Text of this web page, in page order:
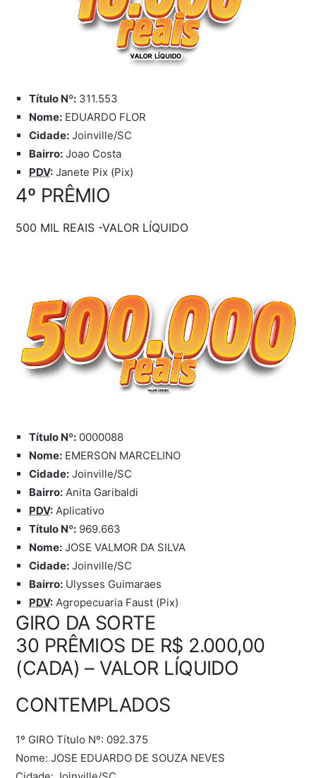
Título Nº: 311.553
Nome: EDUARDO FLOR
Cidade: Joinville/SC
Bairro: Joao Costa
PDV: Janete Pix (Pix)
4º PRÊMIO
500 MIL REAIS -VALOR LÍQUIDO
Título Nº: 0000088
Nome: EMERSON MARCELINO
Cidade: Joinville/SC
Bairro: Anita Garibaldi
PDV: Aplicativo
Título Nº: 969.663
Nome: JOSE VALMOR DA SILVA
Cidade: Joinville/SC
Bairro: Ulysses Guimaraes
PDV: Agropecuaria Faust (Pix)
GIRO DA SORTE
30 PRÊMIOS DE R$ 2.000,00
(CADA) – VALOR LÍQUIDO
CONTEMPLADOS
1º GIRO Título Nº: 092.375
Nome: JOSE EDUARDO DE SOUZA NEVES